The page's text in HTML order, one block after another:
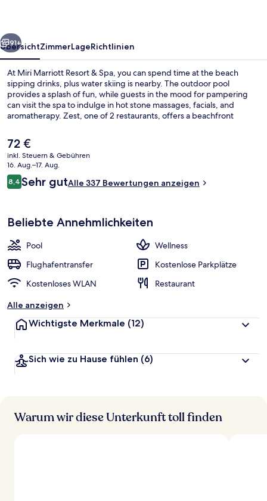
Weiter
91+
ÜbersichtZimmerLageRichtlinien
At Miri Marriott Resort & Spa, you can spend time at the beach
sipping drinks, plus water skiing is nearby. The outdoor pool
provides a splash of fun, while guests in the mood for pampering
can visit the spa to indulge in hot stone massages, facials, and
aromatherapy. Zest, one of 2 restaurants, offers a beachfront
this luxurious resort include a free kid's club, a poolside bar, and a
24-hour fitness center.
Der
aktuelle
Preis
beträgt
72 €.
72 €
inkl. Steuern & Gebühren
16. Aug.–17. Aug.
Bewertungen
8,48,4 von 10.
Sehr gutAlle 337 Bewertungen anzeigen
Beliebte Annehmlichkeiten
Pool
Wellness
Flughafentransfer
Kostenlose Parkplätze
Kostenloses WLAN
Restaurant
Alle anzeigen
Wichtigste Merkmale (12)
Sich wie zu Hause fühlen (6)
Warum wir diese Unterkunft toll finden